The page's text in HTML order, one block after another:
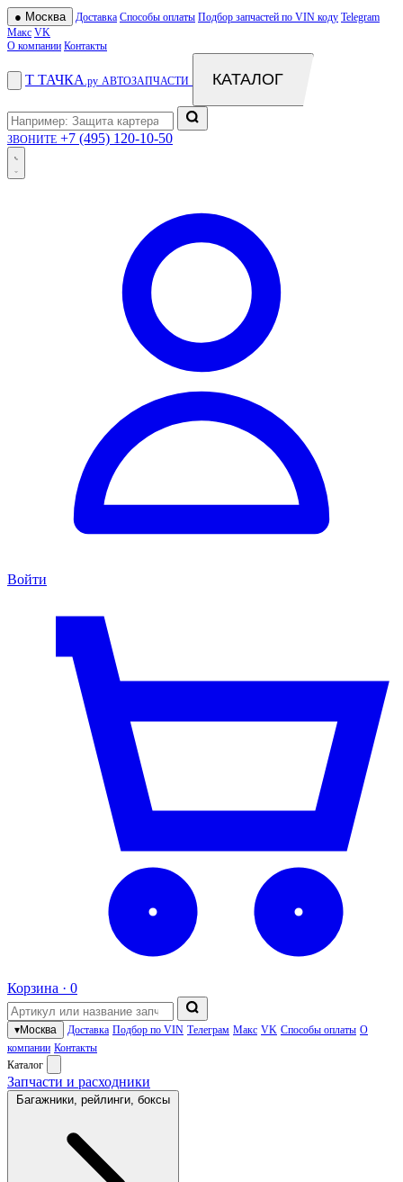
● Москва Доставка Способы оплаты Подбор запчастей по VIN коду Telegram
Макс VK
О компании Контакты
Т ТАЧКА .ру АВТОЗАПЧАСТИ КАТАЛОГ
ЗВОНИТЕ +7 (495) 120-10-50
Войти
Корзина · 0
▾Москва Доставка Подбор по VIN Телеграм Макс VK Способы оплаты О
компании Контакты
Каталог
Запчасти и расходники
Багажники, рейлинги, боксы